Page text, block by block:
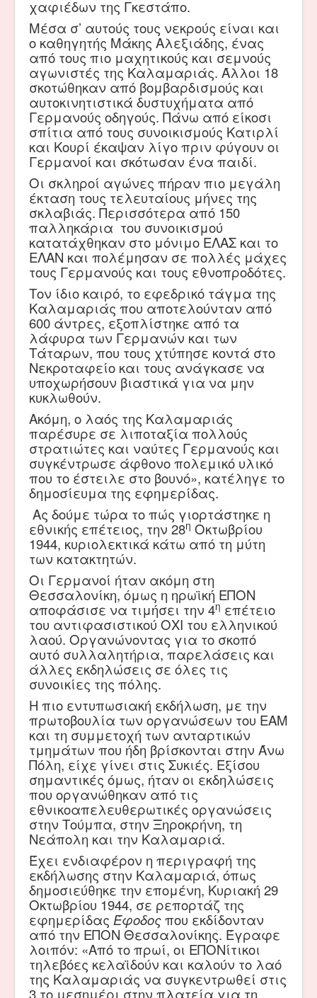
χαφιέδων της Γκεστάπο.
Μέσα σ’ αυτούς τους νεκρούς είναι και
ο καθηγητής Μάκης Αλεξιάδης, ένας
από τους πιο μαχητικούς και σεμνούς
αγωνιστές της Καλαμαριάς. Άλλοι 18
σκοτώθηκαν από βομβαρδισμούς και
αυτοκινητιστικά δυστυχήματα από
Γερμανούς οδηγούς. Πάνω από είκοσι
σπίτια από τους συνοικισμούς Κατιρλί
και Κουρί έκαψαν λίγο πριν φύγουν οι
Γερμανοί και σκότωσαν ένα παιδί.
Οι σκληροί αγώνες πήραν πιο μεγάλη
έκταση τους τελευταίους μήνες της
σκλαβιάς. Περισσότερα από 150
παλληκάρια του συνοικισμού
κατατάχθηκαν στο μόνιμο ΕΛΑΣ και το
ΕΛΑΝ και πολέμησαν σε πολλές μάχες
τους Γερμανούς και τους εθνοπροδότες.
Τον ίδιο καιρό, το εφεδρικό τάγμα της
Καλαμαριάς που αποτελούνταν από
600 άντρες, εξοπλίστηκε από τα
λάφυρα των Γερμανών και των
Τάταρων, που τους χτύπησε κοντά στο
Νεκροταφείο και τους ανάγκασε να
υποχωρήσουν βιαστικά για να μην
κυκλωθούν.
Ακόμη, ο λαός της Καλαμαριάς
παρέσυρε σε λιποταξία πολλούς
στρατιώτες και ναύτες Γερμανούς και
συγκέντρωσε άφθονο πολεμικό υλικό
που το έστειλε στο βουνό», κατέληγε το
δημοσίευμα της εφημερίδας.
Ας δούμε τώρα το πώς γιορτάστηκε η
εθνικής επέτειος, την 28η Οκτωβρίου
1944, κυριολεκτικά κάτω από τη μύτη
των κατακτητών.
Οι Γερμανοί ήταν ακόμη στη
Θεσσαλονίκη, όμως η ηρωϊκή ΕΠΟΝ
αποφάσισε να τιμήσει την 4η επέτειο
του αντιφασιστικού ΟΧΙ του ελληνικού
λαού. Οργανώνοντας για το σκοπό
αυτό συλλαλητήρια, παρελάσεις και
άλλες εκδηλώσεις σε όλες τις
συνοικίες της πόλης.
Η πιο εντυπωσιακή εκδήλωση, με την
πρωτοβουλία των οργανώσεων του ΕΑΜ
και τη συμμετοχή των ανταρτικών
τμημάτων που ήδη βρίσκονται στην Άνω
Πόλη, είχε γίνει στις Συκιές. Εξίσου
σημαντικές όμως, ήταν οι εκδηλώσεις
που οργανώθηκαν από τις
εθνικοαπελευθερωτικές οργανώσεις
στην Τούμπα, στην Ξηροκρήνη, τη
Νεάπολη και την Καλαμαριά.
Έχει ενδιαφέρον η περιγραφή της
εκδήλωσης στην Καλαμαριά, όπως
δημοσιεύθηκε την επομένη, Κυριακή 29
Οκτωβρίου 1944, σε ρεπορτάζ της
εφημερίδας Έφοδοςπου εκδίδονταν
από την ΕΠΟΝ Θεσσαλονίκης. Έγραφε
λοιπόν: «Από το πρωί, οι ΕΠΟΝίτικοι
τηλεβόες κελαϊδούν και καλούν το λαό
της Καλαμαριάς να συγκεντρωθεί στις
3 το μεσημέρι στην πλατεία για τη